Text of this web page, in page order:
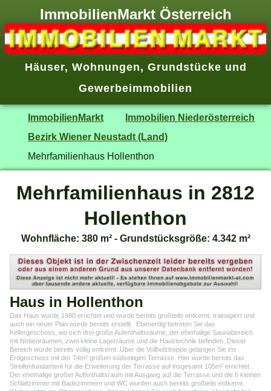
ImmobilienMarkt Österreich
Häuser, Wohnungen, Grundstücke und
Gewerbeimmobilien
ImmobilienMarkt
Immobilien Niederösterreich
Bezirk Wiener Neustadt (Land)
Mehrfamilienhaus Hollenthon
Mehrfamilienhaus in 2812
Hollenthon
Wohnfläche: 380 m² - Grundstücksgröße: 4.342 m²
Haus in Hollenthon
Das Haus wurde 1980 errichtet und wurde bereits großteils entkernt, trainagiert und
auch ein neuer Plan wurde bereits erstellt. Ebenerdig betreten Sie das
Kellergeschoss, wo sich drei große Aufenthaltsräume, der ehemalige Saunabereich
mit Nebenräumen, zwei kleine Lagerräume und die Haustechnik befinden. Dieser
Bereich wurde bereits völlig entkernt. Über die Vollholztreppe gelangen Sie ins
Erdgeschoss mit der 74m² großen südseitigen Terrasse. Hier wurde bereits das
Streifenfundament für die Erweiterung der Terrasse auf insgesamt 105m² errichtet.
Der ehemalige großer Aufenthaltsraum mit Ausgang auf die Terrasse und die 6 kleinen
Schlafzimmer mit Badezimmern und WC wurden auch bereits großteils entkernt.